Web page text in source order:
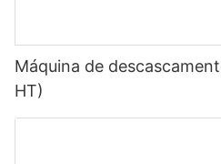
Máquina de
HT)